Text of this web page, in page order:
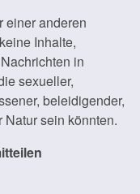
einer anderen
Inhalte,
in
sexueller,
beleidigender,
sein könnten.